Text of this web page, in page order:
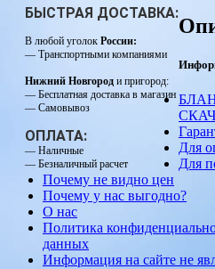
БЫСТРАЯ ДОСТАВКА:
В любой уголок России:
— Транспортными компаниями
Нижний Новгород и пригород:
— Бесплатная доставка в магазин
— Самовывоз
ОПЛАТА:
— Наличные
— Безналичный расчет
Для
Для
Почему не видно цен
Почему у нас выгодно?
О нас
Политика
данных
Информация на сайте не